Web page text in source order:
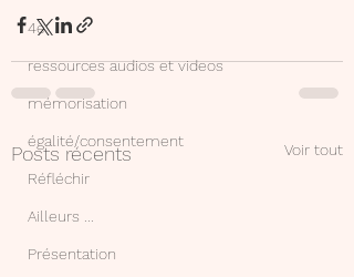
4e
ressources audios et videos
mémorisation
égalité/consentement
Réfléchir
Ailleurs ...
Présentation
Posts récents Voir tout